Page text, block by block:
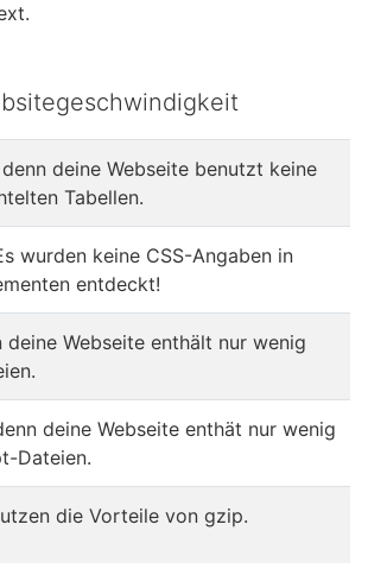
deine Webseite benutzt keine
Tabellen.
wurden keine CSS-Angaben in
entdeckt!
deine Webseite enthält nur wenig
deine Webseite enthät nur wenig
Dateien.
die Vorteile von gzip.